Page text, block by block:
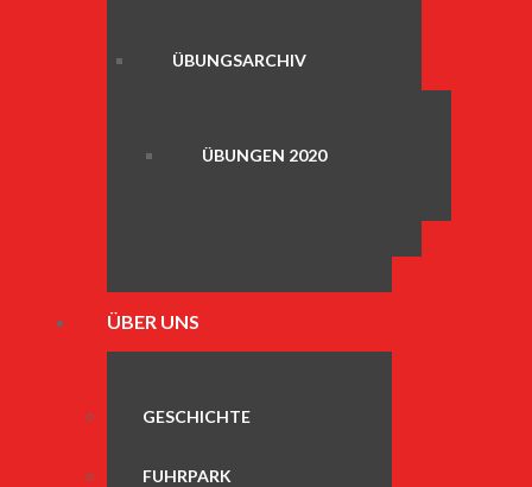
ÜBUNGSARCHIV
ÜBUNGEN 2020
ÜBER UNS
GESCHICHTE
FUHRPARK